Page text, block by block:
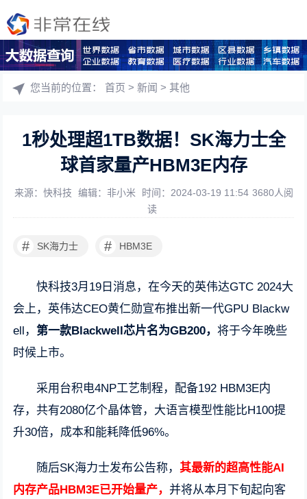
您当前的位置：首页 >新闻 >其他
1秒处理超1TB数据！SK海力士全
球首家量产HBM3E内存
来源：快科技 编辑：非小米 时间：2024-03-19 11:54 3680人阅
读
# SK海力士 # HBM3E
快科技3月19日消息，在今天的英伟达GTC 2024大
会上，英伟达CEO黄仁勋宣布推出新一代GPU Blackw
ell，第一款Blackwell芯片名为GB200，将于今年晚些
时候上市。
采用台积电4NP工艺制程，配备192 HBM3E内
存，共有2080亿个晶体管，大语言模型性能比H100提
升30倍，成本和能耗降低96%。
随后SK海力士发布公告称， 其最新的超高性能AI
内存产品HBM3E已开始量产，并将从本月下旬起向客